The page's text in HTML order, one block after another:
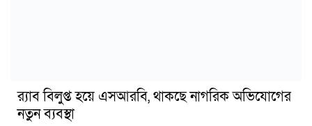
র‍্যাব বিলুপ্ত হয়ে এসআরবি, থাকছে নাগরিক অভিযোগের
নতুন ব্যবস্থা